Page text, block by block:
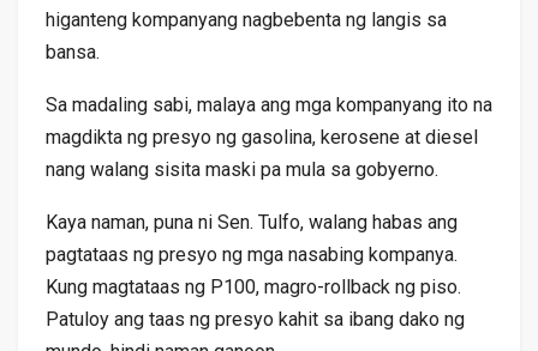
higanteng kompanyang nagbebenta ng langis sa
bansa.
Sa madaling sabi, malaya ang mga kompanyang ito na
magdikta ng presyo ng gasolina, kerosene at diesel
nang walang sisita maski pa mula sa gobyerno.
Kaya naman, puna ni Sen. Tulfo, walang habas ang
pagtataas ng presyo ng mga nasabing kompanya.
Kung magtataas ng P100, magro-rollback ng piso.
Patuloy ang taas ng presyo kahit sa ibang dako ng